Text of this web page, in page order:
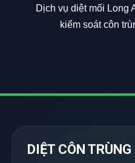
Dịch vụ diệt mối Long
kiểm soát côn
DIỆT CÔN